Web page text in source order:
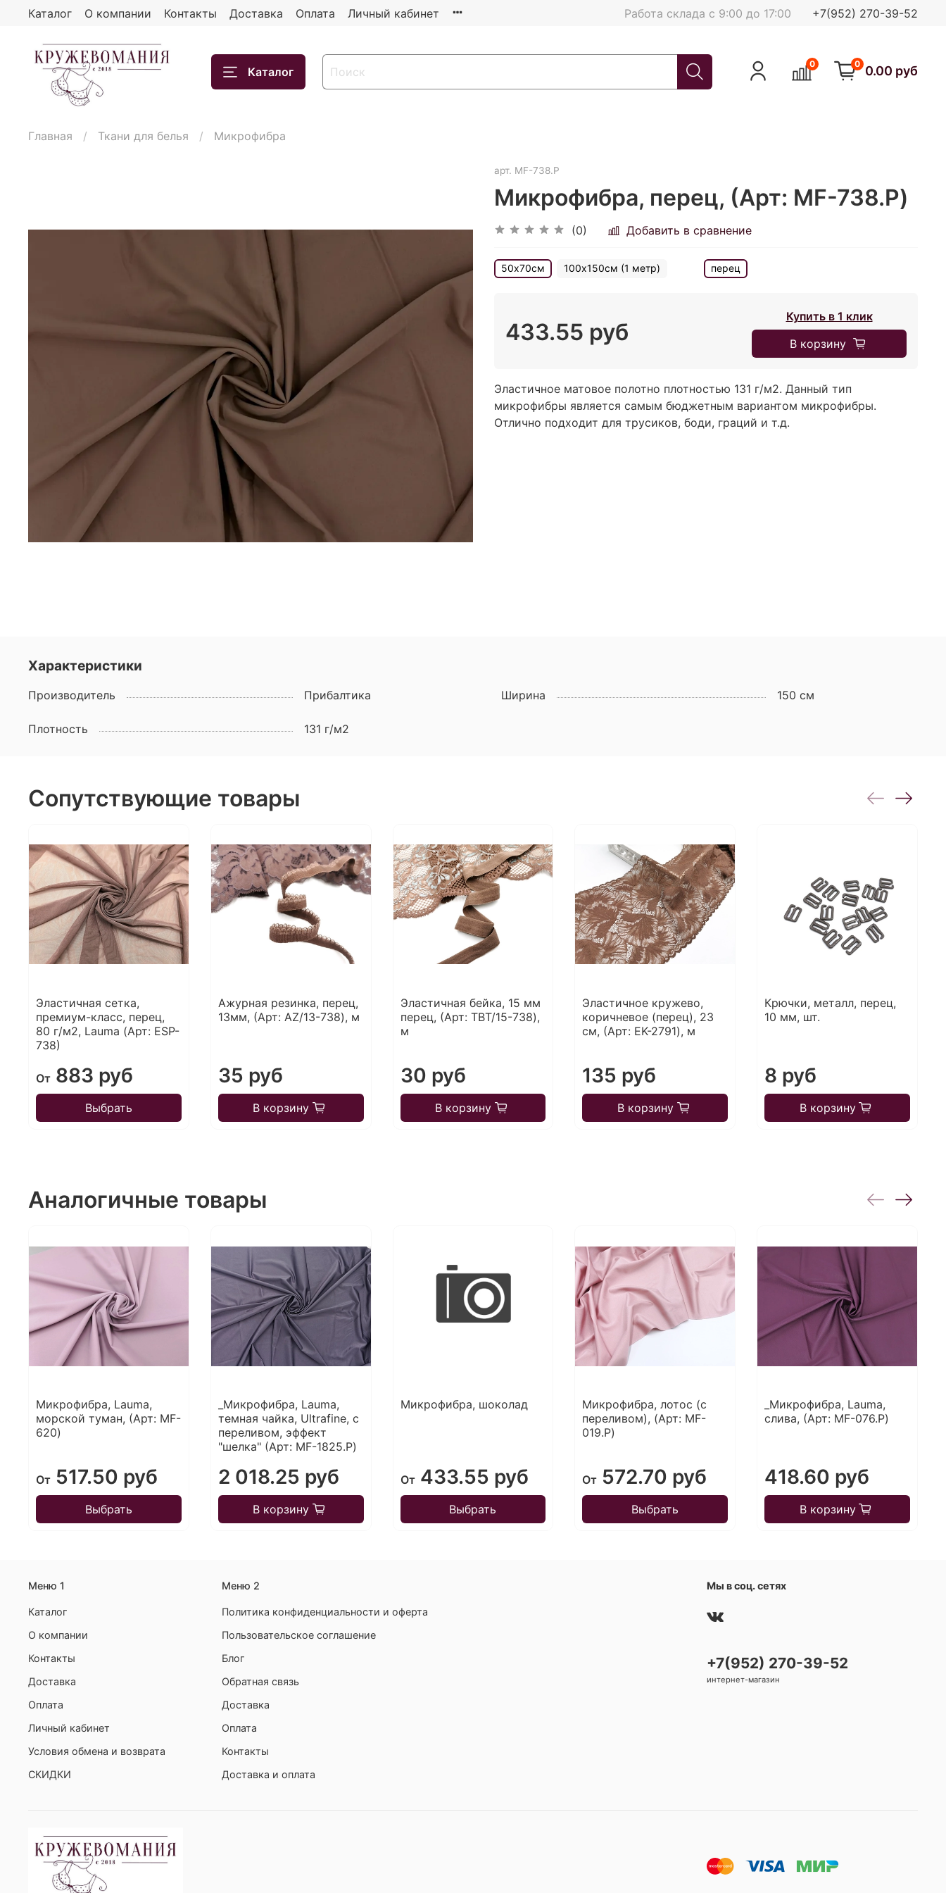
Каталог О компании Контакты Доставка Оплата Личный кабинет Работа склада с 9:00 до 17:00 +7(952) 270-39-52
Каталог
0 0 0.00 руб
Главная Ткани для белья Микрофибра
арт. MF-738.P
Микрофибра, перец, (Арт: MF-738.P)
(0) Добавить в сравнение
50х70см 100х150см (1 метр) перец
433.55 руб
Купить в 1 клик
В корзину
Эластичное матовое полотно плотностью 131 г/м2. Данный тип
микрофибры является самым бюджетным вариантом микрофибры.
Отлично подходит для трусиков, боди, граций и т.д.
Характеристики
Производитель Прибалтика Ширина 150 см
Плотность 131 г/м2
Сопутствующие товары
Эластичная сетка,
премиум-класс, перец,
80 г/м2, Lauma (Арт: ESP-
738)
От 883 руб
Выбрать
Ажурная резинка, перец,
13мм, (Арт: AZ/13-738), м
35 руб
В корзину
Эластичная бейка, 15 мм
перец, (Арт: TBT/15-738),
м
30 руб
В корзину
Эластичное кружево,
коричневое (перец), 23
см, (Арт: EK-2791), м
135 руб
В корзину
Крючки, металл, перец,
10 мм, шт.
8 руб
В корзину
Аналогичные товары
Микрофибра, Lauma,
морской туман, (Арт: MF-
620)
От 517.50 руб
Выбрать
_Микрофибра, Lauma,
темная чайка, Ultrafine, с
переливом, эффект
"шелка" (Арт: MF-1825.P)
2 018.25 руб
В корзину
Микрофибра, шоколад
От433.55 руб
Выбрать
Микрофибра, лотос (с
переливом), (Арт: MF-
019.P)
От 572.70 руб
Выбрать
_Микрофибра, Lauma,
слива, (Арт: MF-076.P)
418.60 руб
В корзину
Меню 1
Каталог
О компании
Контакты
Доставка
Оплата
Личный кабинет
Условия обмена и возврата
СКИДКИ
Меню 2
Политика конфиденциальности и оферта
Пользовательское соглашение
Блог
Обратная связь
Доставка
Оплата
Контакты
Доставка и оплата
Мы в соц. сетях
+7(952) 270-39-52
интернет-магазин